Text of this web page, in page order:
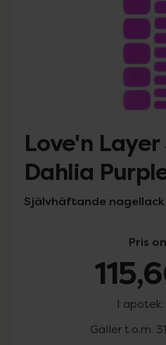
Love'n Layer
Dahlia
Självhäftande nagellack
Pris
I apotek:
Gäller t.o.m.